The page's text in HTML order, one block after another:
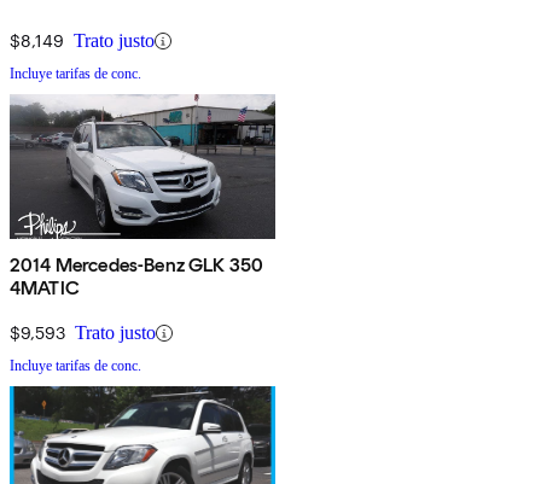
$8,149 Trato justo
Incluye tarifas de conc.
2014 Mercedes-Benz GLK 350
4MATIC
$9,593 Trato justo
Incluye tarifas de conc.